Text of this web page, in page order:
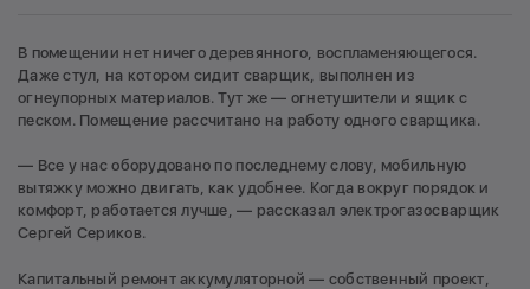
В помещении нет ничего деревянного, воспламеняющегося.
Даже стул, на котором сидит сварщик, выполнен из
огнеупорных материалов. Тут же — огнетушители и ящик с
песком. Помещение рассчитано на работу одного сварщика.
— Все у нас оборудовано по последнему слову, мобильную
вытяжку можно двигать, как удобнее. Когда вокруг порядок и
комфорт, работается лучше, — рассказал электрогазосварщик
Сергей Сериков.
Капитальный ремонт аккумуляторной — собственный проект,